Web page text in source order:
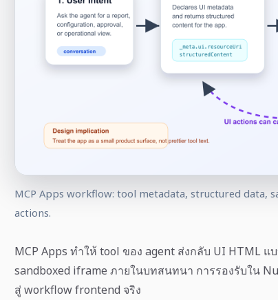
MCP Apps workflow: tool metadata, structured data,
actions.
MCP Apps ทำให้ tool ของ agent ส่งกลับ UI HTML
sandboxed iframe ภายในบทสนทนา การรองรับใน
สู่ workflow frontend จริง